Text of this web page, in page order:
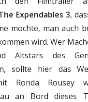
Expendables 3,
mochte, man auch
wird. Wer
Altstars des
sollte hier das
Ronda Rousey
an Bord dieses